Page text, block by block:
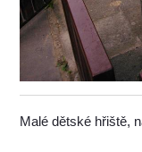
Malé dětské hřiště,